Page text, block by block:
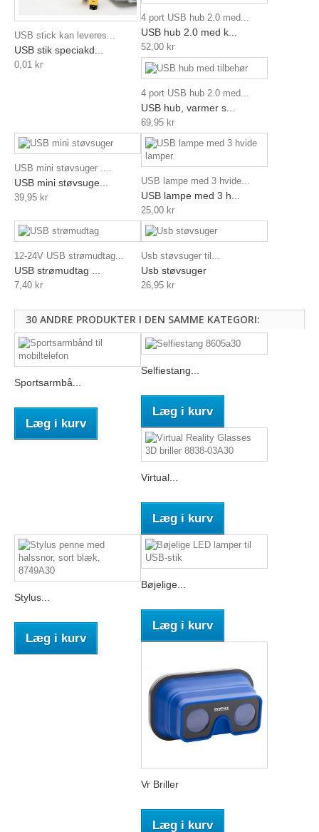
USB stick kan leveres...
USB stik speciakd...
0,01 kr
4 port USB hub 2.0 med...
USB hub 2.0 med k...
52,00 kr
4 port USB hub 2.0 med...
USB hub, varmer s...
69,95 kr
USB mini støvsuger ....
USB mini støvsuge...
39,95 kr
USB lampe med 3 hvide...
USB lampe med 3 h...
25,00 kr
12-24V USB strømudtag...
USB strømudtag ...
7,40 kr
Usb støvsuger til...
Usb støvsuger
26,95 kr
30 ANDRE PRODUKTER I DEN SAMME KATEGORI:
Sportsarmbå...
Læg i kurv
Selfiestang...
Læg i kurv
Virtual...
Læg i kurv
Stylus...
Læg i kurv
Bøjelige...
Læg i kurv
Vr Briller
Læg i kurv